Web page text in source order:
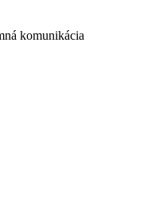
komunikácia